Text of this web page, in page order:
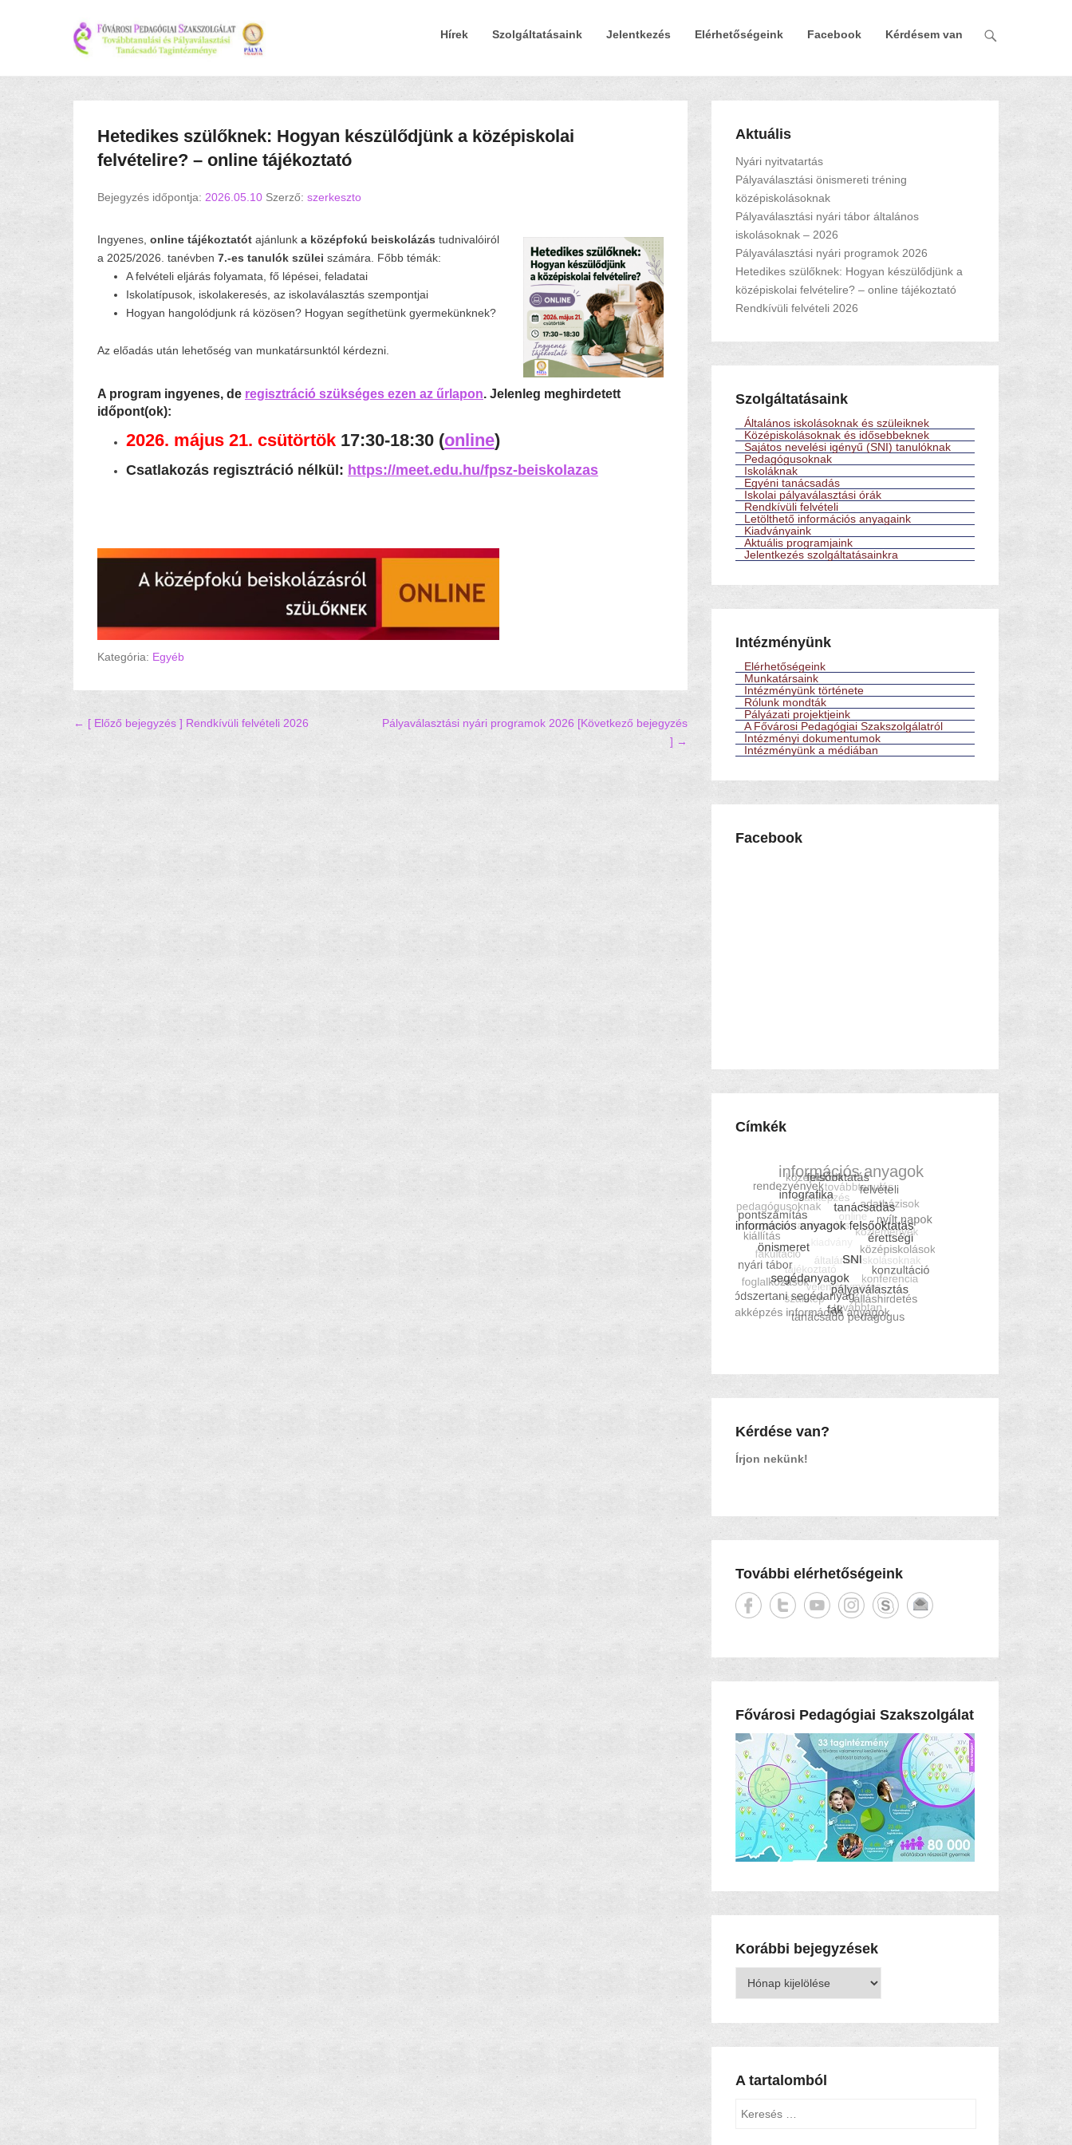
Elsődleges Menü
Tovább a tartalomra
Hírek Szolgáltatásaink Jelentkezés Elérhetőségeink Facebook Kérdésem van
Hetedikes szülőknek: Hogyan készülődjünk a középiskolai
felvételire? – online tájékoztató
Bejegyzés időpontja: 2026.05.10 Szerző: szerkeszto
Ingyenes, online tájékoztatót ajánlunk a középfokú beiskolázás tudnivalóiról
a 2025/2026. tanévben 7.-es tanulók szülei számára. Főbb témák:
A felvételi eljárás folyamata, fő lépései, feladatai
Iskolatípusok, iskolakeresés, az iskolaválasztás szempontjai
Hogyan hangolódjunk rá közösen? Hogyan segíthetünk gyermekünknek?
Az előadás után lehetőség van munkatársunktól kérdezni.
A program ingyenes, de regisztráció szükséges ezen az űrlapon. Jelenleg meghirdetett
időpont(ok):
2026. május 21. csütörtök 17:30-18:30 (online)
Csatlakozás regisztráció nélkül: https://meet.edu.hu/fpsz-beiskolazas
Kategória: Egyéb
Hozzászólás navigáció
← [ Előző bejegyzés ] Rendkívüli felvételi 2026 Pályaválasztási nyári programok 2026 [Következő bejegyzés
] →
Aktuális
Nyári nyitvatartás
Pályaválasztási önismereti tréning
középiskolásoknak
Pályaválasztási nyári tábor általános
iskolásoknak – 2026
Pályaválasztási nyári programok 2026
Hetedikes szülőknek: Hogyan készülődjünk a
középiskolai felvételire? – online tájékoztató
Rendkívüli felvételi 2026
Szolgáltatásaink
Általános iskolásoknak és szüleiknek
Középiskolásoknak és idősebbeknek
Sajátos nevelési igényű (SNI) tanulóknak
Pedagógusoknak
Iskoláknak
Egyéni tanácsadás
Iskolai pályaválasztási órák
Rendkívüli felvételi
Letölthető információs anyagaink
Kiadványaink
Aktuális programjaink
Jelentkezés szolgáltatásainkra
Intézményünk
Elérhetőségeink
Munkatársaink
Intézményünk története
Rólunk mondták
Pályázati projektjeink
A Fővárosi Pedagógiai Szakszolgálatról
Intézményi dokumentumok
Intézményünk a médiában
Facebook
Címkék
Kérdése van?
Írjon nekünk!
További elérhetőségeink
Fővárosi Pedagógiai Szakszolgálat
Korábbi bejegyzések
bejegyzések
A tartalomból
Keresés